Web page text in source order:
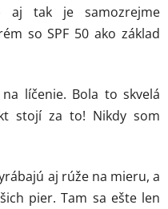
aj tak je samozrejme
so SPF 50 ako základ
líčenie. Bola to skvelá
stojí za to! Nikdy som
aj rúže na mieru, a
pier. Tam sa ešte len